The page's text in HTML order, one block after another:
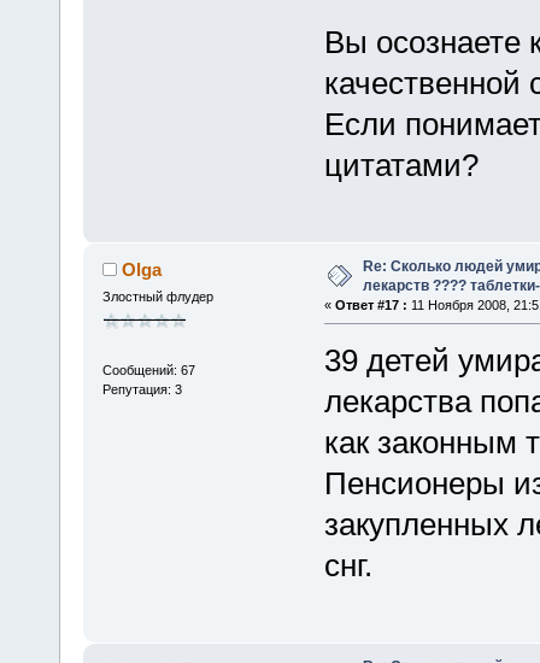
Вы осознаете
качественной
Если
цитатами?
Olga
Злостный флудер
Сообщений: 67
Репутация: 3
Re: Сколько людей
лекарств ????
« Ответ #17 : 11 Ноября 2008,
39 детей
лекарства
как законным
Пенсионеры
закупленных
снг.